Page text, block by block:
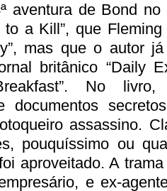
aventura de Bond
to a Kill”, que
mas que o autor
britânico “Daily
No
documentos
assassino.
pouquíssimo ou
aproveitado. A
e ex-